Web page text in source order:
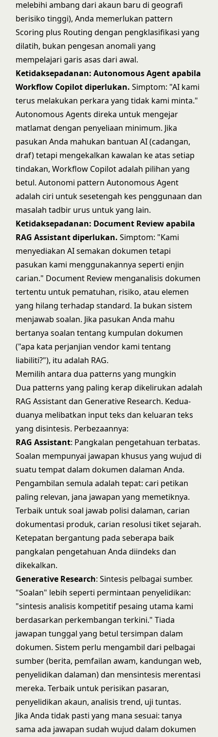
melebihi ambang dari akaun baru di geografi
berisiko tinggi), Anda memerlukan pattern
Scoring plus Routing dengan pengklasifikasi yang
dilatih, bukan pengesan anomali yang
mempelajari garis asas dari awal.
Ketidaksepadanan: Autonomous Agent apabila
Workflow Copilot diperlukan. Simptom: "AI kami
terus melakukan perkara yang tidak kami minta."
Autonomous Agents direka untuk mengejar
matlamat dengan penyeliaan minimum. Jika
pasukan Anda mahukan bantuan AI (cadangan,
draf) tetapi mengekalkan kawalan ke atas setiap
tindakan, Workflow Copilot adalah pilihan yang
betul. Autonomi pattern Autonomous Agent
adalah ciri untuk sesetengah kes penggunaan dan
masalah tadbir urus untuk yang lain.
Ketidaksepadanan: Document Review apabila
RAG Assistant diperlukan. Simptom: "Kami
menyediakan AI semakan dokumen tetapi
pasukan kami menggunakannya seperti enjin
carian." Document Review menganalisis dokumen
tertentu untuk pematuhan, risiko, atau elemen
yang hilang terhadap standard. Ia bukan sistem
menjawab soalan. Jika pasukan Anda mahu
bertanya soalan tentang kumpulan dokumen
("apa kata perjanjian vendor kami tentang
liabiliti?"), itu adalah RAG.
Memilih antara dua patterns yang mungkin
Dua patterns yang paling kerap dikelirukan adalah
RAG Assistant dan Generative Research. Kedua-
duanya melibatkan input teks dan keluaran teks
yang disintesis. Perbezaannya:
RAG Assistant: Pangkalan pengetahuan terbatas.
Soalan mempunyai jawapan khusus yang wujud di
suatu tempat dalam dokumen dalaman Anda.
Pengambilan semula adalah tepat: cari petikan
paling relevan, jana jawapan yang memetiknya.
Terbaik untuk soal jawab polisi dalaman, carian
dokumentasi produk, carian resolusi tiket sejarah.
Ketepatan bergantung pada seberapa baik
pangkalan pengetahuan Anda diindeks dan
dikekalkan.
Generative Research: Sintesis pelbagai sumber.
"Soalan" lebih seperti permintaan penyelidikan:
"sintesis analisis kompetitif pesaing utama kami
berdasarkan perkembangan terkini." Tiada
jawapan tunggal yang betul tersimpan dalam
dokumen. Sistem perlu mengambil dari pelbagai
sumber (berita, pemfailan awam, kandungan web,
penyelidikan dalaman) dan mensintesis merentasi
mereka. Terbaik untuk perisikan pasaran,
penyelidikan akaun, analisis trend, uji tuntas.
Jika Anda tidak pasti yang mana sesuai: tanya
sama ada jawapan sudah wujud dalam dokumen